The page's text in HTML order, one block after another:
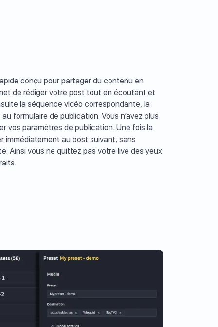
conçu pour partager du contenu en
de rédiger votre post tout en écoutant et
la séquence vidéo correspondante, la
formulaire de publication. Vous n’avez plus
vos paramètres de publication. Une fois la
immédiatement au post suivant, sans
Ainsi vous ne quittez pas votre live des yeux